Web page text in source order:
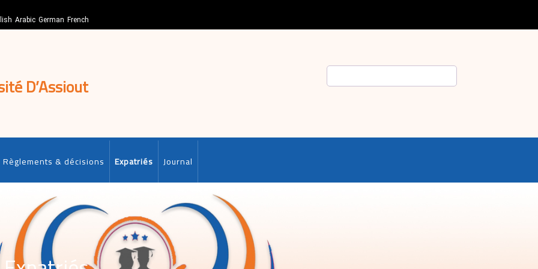
Arabic German French
D’Assiout
Règlements & décisions Expatriés Journal